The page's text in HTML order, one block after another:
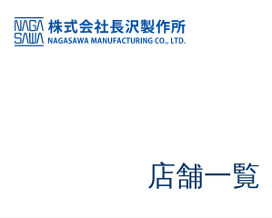
KSS加盟店・取扱店情報
店舗一覧
店舗一覧